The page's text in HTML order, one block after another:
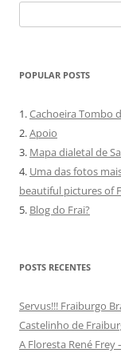
por:
POPULAR POSTS
1.Cachoeira Tombo
2.Apoio
3. Mapa dialetal de
4. Uma das fotos
beautiful pictures of
5. Blog do Frai?
POSTS RECENTES
Servus!!! Fraiburgo
Castelinho de
A Floresta René Frey